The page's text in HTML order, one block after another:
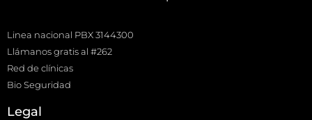
Linea nacional PBX 3144300
Llámanos gratis al #262
Red de clínicas
Bio Seguridad
Legal